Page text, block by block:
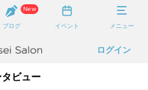
New
ブログ イベント メニュー
ログイン
ビュー